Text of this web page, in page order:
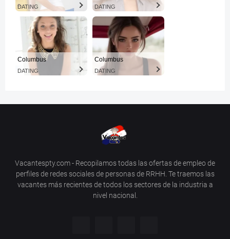
DATING DATING
Columbus
DATING
Columbus
DATING
Vacantespty.com - Recopilamos todas las ofertas de empleo de
perfiles de redes sociales de personas de RRHH. Te traemos las
vacantes más recientes de todos los sectores de la industria a
nivel nacional.